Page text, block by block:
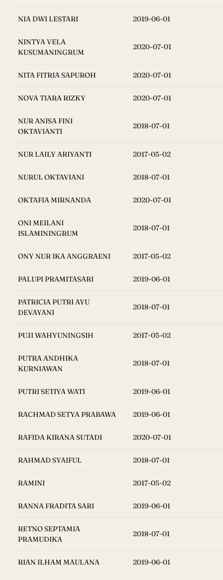
NIA DWI LESTARI 2019-06-01
NINTYA VELA
KUSUMANINGRUM
2020-07-01
NITA FITRIA SAPUROH 2020-07-01
NOVA TIARA RIZKY 2020-07-01
NUR ANISA FINI
OKTAVIANTI
2018-07-01
NUR LAILY ARIYANTI 2017-05-02
NURUL OKTAVIANI 2018-07-01
OKTAFIA MIRNANDA 2020-07-01
ONI MEILANI
ISLAMININGRUM
2018-07-01
ONY NUR IKA ANGGRAENI 2017-05-02
PALUPI PRAMITASARI 2019-06-01
PATRICIA PUTRI AYU
DEVAYANI
2018-07-01
PUJI WAHYUNINGSIH 2017-05-02
PUTRA ANDHIKA
KURNIAWAN
2018-07-01
PUTRI SETIYA WATI 2019-06-01
RACHMAD SETYA PRABAWA 2019-06-01
RAFIDA KIRANA SUTADI 2020-07-01
RAHMAD SYAIFUL 2018-07-01
RAMINI 2017-05-02
RANNA FRADITA SARI 2019-06-01
RETNO SEPTAMIA
PRAMUDIKA
2018-07-01
RIAN ILHAM MAULANA 2019-06-01